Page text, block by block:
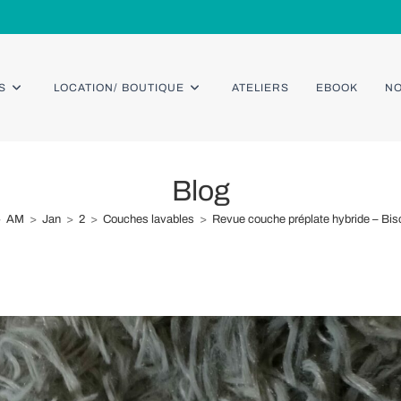
LOCATION/ BOUTIQUE ATELIERS EBOOK
Blog
AM > Jan > 2 > Couches lavables > Revue couche préplate hybride –